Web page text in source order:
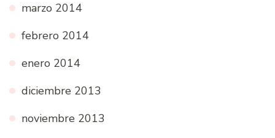
marzo 2014
febrero 2014
enero 2014
diciembre 2013
noviembre 2013